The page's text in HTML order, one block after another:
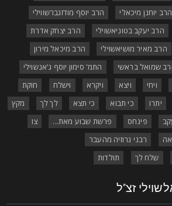
יוחנן מיכאלי
הרב יוסף מודזגברשווילי
הרב יעקב בטוניאשוילי
הרב יצחק אדרת
הרב מאיר מושיאשוילי
הרב מיכאל מירון
שמואל בראשי
התמ' סימון יוסף ג'אנשוילי
ויחי ויצא ויקרא וישלח
חוקת
יתרו כי תבוא כי תצא לך לך
מקץ
פינחס פרשת שבוע מאת...
רבני גרוזיה מהעבר
שלח לך תולדות
זצ"ל